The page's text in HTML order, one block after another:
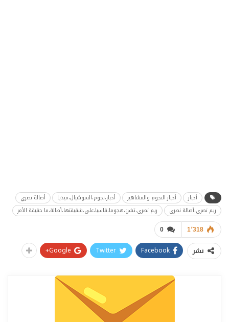
أخبار أخبار النجوم والمشاهير أخبار،نجوم،السوشيال،ميديا
أصالة نصري
ريم نصري،أصالة نصري
ريم نصري،تشن،هجوما،قاسيا،على،شقيقتها،أصالة،ما حقيقة الأمر
0 1٬318
نشر Facebook
Twitter
Google+